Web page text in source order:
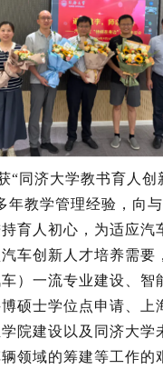
“同济大学教书育人创
年教学管理经验，向
育人初心，为适应汽
车创新人才培养需要
）一流专业建设、智
硕士学位点申请、上
院建设以及同济大学
领域的筹建等工作的